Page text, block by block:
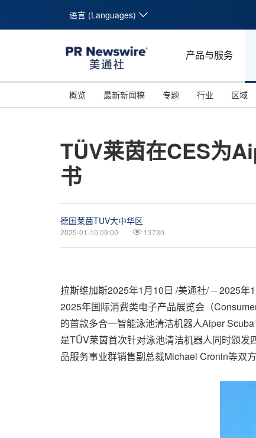
语言 (Languages)
产品与服务
概览 最新新闻稿 专题 行业 区域
TÜV莱茵在CES为
书
德国莱茵TUV大中华区
2025-01-10 09:00 13730
拉斯维加斯2025年1月10日 /美通社/ -- 2025年
2025年国际消费类电子产品展览会（
的首款多合一智能泳池清洁机器人Aiper
是TÜV莱茵首次针对泳池清洁机器人同时颁
品服务事业群销售副总裁Michael Cronin等双